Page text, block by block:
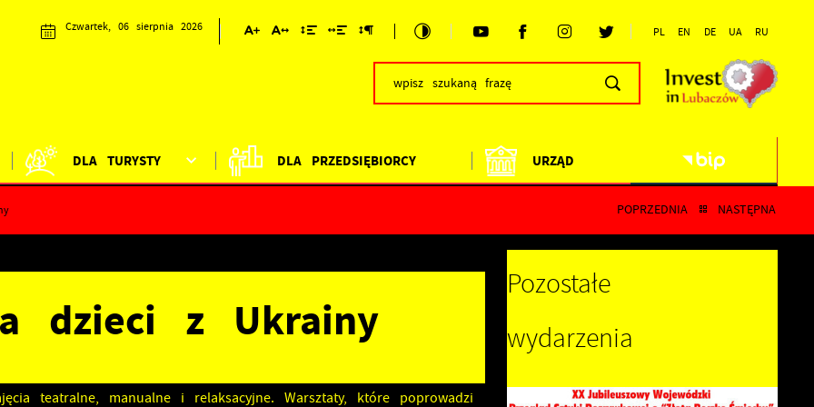
Czwartek, 06 sierpnia 2026 PL EN DE UA RU
DLA TURYSTY DLA PRZEDSIĘBIORCY URZĄD
POPRZEDNIA NASTĘPNA
dzieci z Ukrainy
teatralne, manualne i relaksacyjne. Warsztaty, które poprowadzi
Pozostałe
wydarzenia